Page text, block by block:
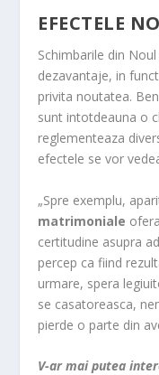
EFECTELE
Schimbarile din
dezavantaje, in
privita noutatea.
sunt intotdeauna o
reglementeaza
efectele se vor
„Spre exemplu,
matrimoniale
certitudine asupra
percep ca fiind
urmare, spera
se casatoreasca,
pierde o parte din
V-ar mai putea